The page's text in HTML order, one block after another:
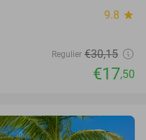
9.8 star
Regulier €30,15
€17,50